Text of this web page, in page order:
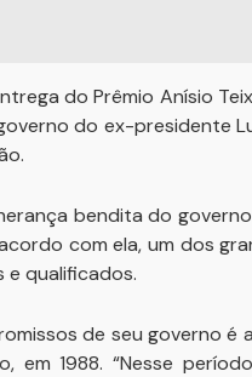
do Prêmio Anísio
do ex-presidente
bendita do
com ela, um dos
e qualificados.
de seu governo
1988. “Nesse